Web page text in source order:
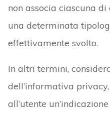
non associa ciascuna
una determinata
effettivamente svolto.
In altri termini,
dell’informativa
all’utente